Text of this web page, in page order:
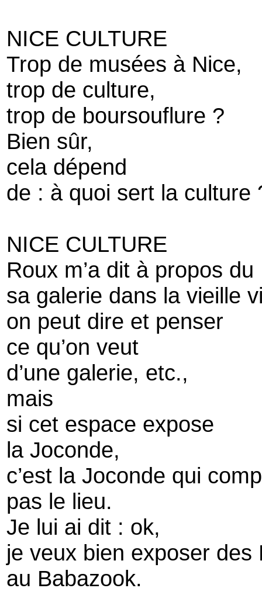
NICE CULTURE
Trop de musées à Nice,
trop de culture,
trop de boursouflure ?
Bien sûr,
cela dépend
de : à quoi sert la culture
NICE CULTURE
Roux m’a dit à propos
sa galerie dans la vieille
on peut dire et penser
ce qu’on veut
d’une galerie, etc.,
mais
si cet espace expose
la Joconde,
c’est la Joconde qui
pas le lieu.
Je lui ai dit : ok,
je veux bien exposer des
au Babazook.